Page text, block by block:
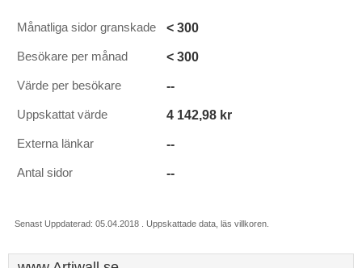
Månatliga sidor granskade < 300
Besökare per månad < 300
Värde per besökare --
Uppskattat värde 4 142,98 kr
Externa länkar --
Antal sidor --
Senast Uppdaterad: 05.04.2018 . Uppskattade data, läs villkoren.